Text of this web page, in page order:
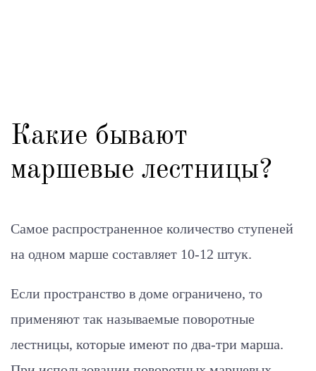
Какие бывают
маршевые лестницы?
Самое распространенное количество ступеней
на одном марше составляет 10-12 штук.
Если пространство в доме ограничено, то
применяют так называемые поворотные
лестницы, которые имеют по два-три марша.